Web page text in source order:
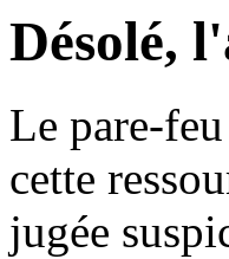
Désolé,
Le pare-
cette
jugée